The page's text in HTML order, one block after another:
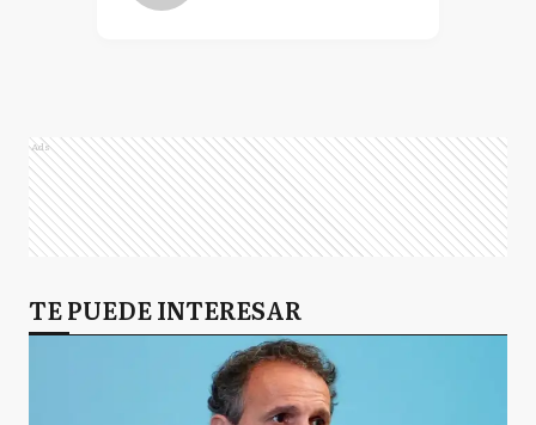
Ads
TE PUEDE INTERESAR